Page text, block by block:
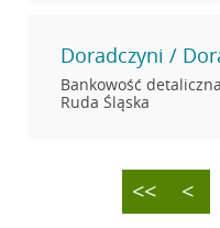
Doradczyni /
Bankowość detaliczna
Ruda Śląska
<< <